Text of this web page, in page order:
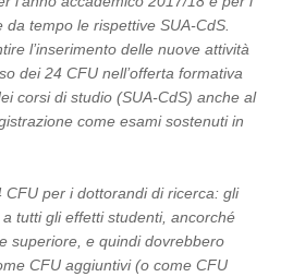
tempo le rispettive SUA-CdS.
l’inserimento delle nuove attività
dei 24 CFU nell’offerta formativa
corsi di studio (SUA-CdS) anche al
come esami sostenuti in
per i dottorandi di ricerca: gli
tutti gli effetti studenti, ancorché
superiore, e quindi dovrebbero
CFU aggiuntivi (o come CFU